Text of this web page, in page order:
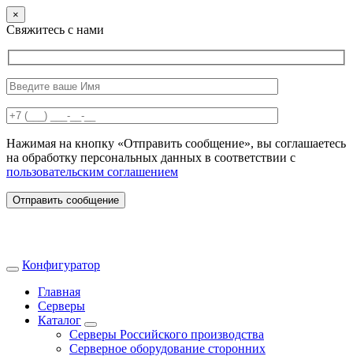
×
Свяжитесь с нами
Нажимая на кнопку «Отправить сообщение», вы соглашаетесь
на обработку персональных данных в соответствии с
пользовательским соглашением
Отправить сообщение
Конфигуратор
Главная
Серверы
Каталог
Серверы Российского производства
Серверное оборудование сторонних